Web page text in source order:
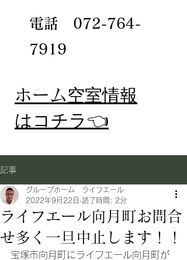
電話 072-764-
7919
​ホーム空室情報
​はコチラ👈
記事
ライフエール向月町お問合
せ多く一旦中止します！！
グループホーム ライフエール
2022年9月22日 読了時間: 2分
宝塚市向月町にライフエール向月町が